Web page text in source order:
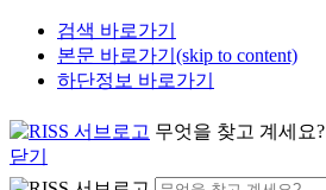
검색 바로가기
본문 바로가기(skip to content)
하단정보 바로가기
무엇을 찾고 계세요?
닫기